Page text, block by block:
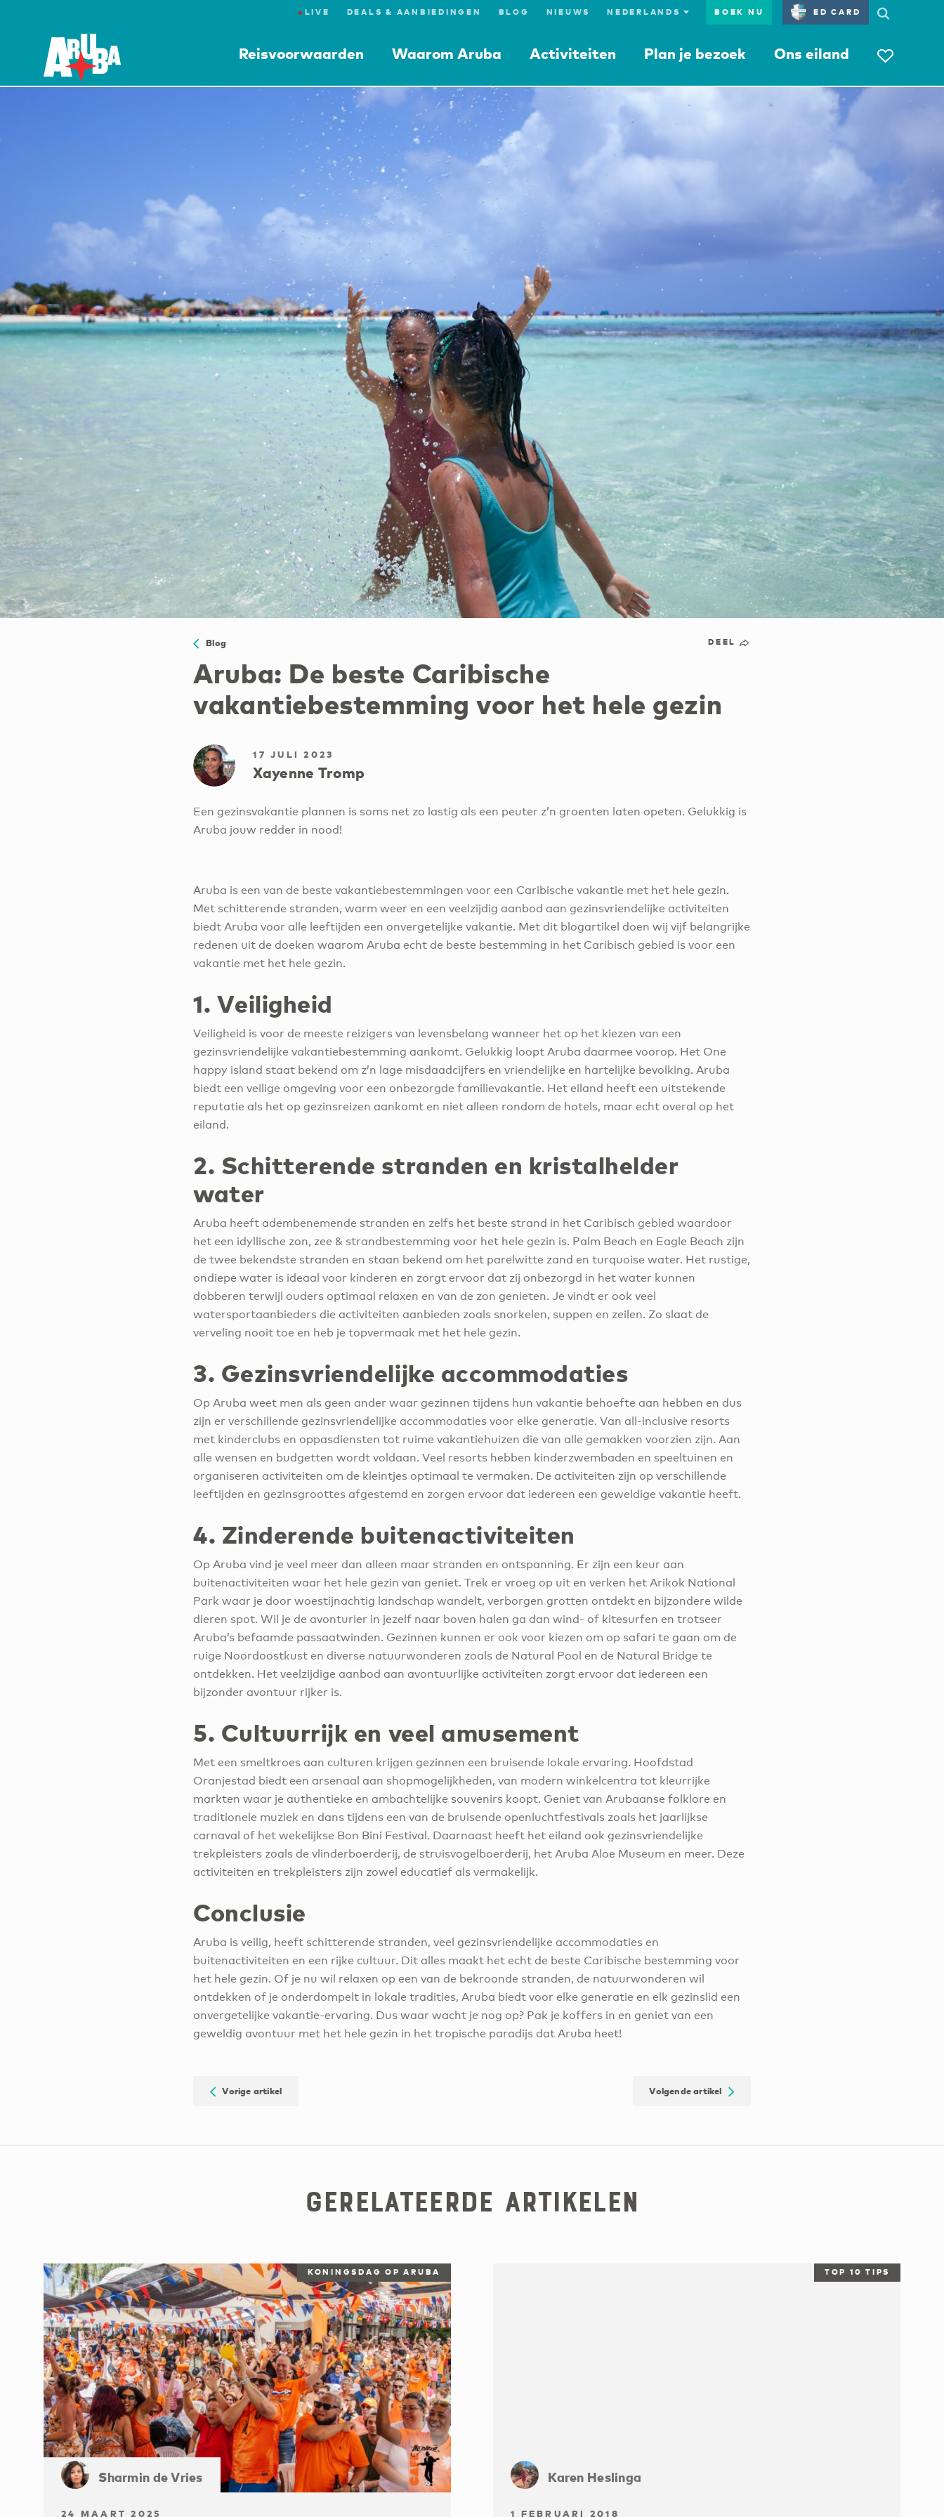
● LIVE DEALS & AANBIEDINGEN BLOG NIEUWS BOEK NU ED CARD
Reisvoorwaarden Waarom Aruba Activiteiten Plan je bezoek Ons eiland
Blog DEEL
Aruba: De beste Caribische
vakantiebestemming voor het hele gezin
17 JULI 2023
Xayenne Tromp
Een gezinsvakantie plannen is soms net zo lastig als een peuter z’n groenten laten opeten. Gelukkig is
Aruba jouw redder in nood!
Aruba is een van de beste vakantiebestemmingen voor een Caribische vakantie met het hele gezin.
Met schitterende stranden, warm weer en een veelzijdig aanbod aan gezinsvriendelijke activiteiten
biedt Aruba voor alle leeftijden een onvergetelijke vakantie. Met dit blogartikel doen wij vijf belangrijke
redenen uit de doeken waarom Aruba echt de beste bestemming in het Caribisch gebied is voor een
vakantie met het hele gezin.
1. Veiligheid
Veiligheid is voor de meeste reizigers van levensbelang wanneer het op het kiezen van een
gezinsvriendelijke vakantiebestemming aankomt. Gelukkig loopt Aruba daarmee voorop. Het One
happy island staat bekend om z’n lage misdaadcijfers en vriendelijke en hartelijke bevolking. Aruba
biedt een veilige omgeving voor een onbezorgde familievakantie. Het eiland heeft een uitstekende
reputatie als het op gezinsreizen aankomt en niet alleen rondom de hotels, maar echt overal op het
eiland.
2. Schitterende stranden en kristalhelder
water
Aruba heeft adembenemende stranden en zelfs het beste strand in het Caribisch gebied waardoor
het een idyllische zon, zee & strandbestemming voor het hele gezin is. Palm Beach en Eagle Beach zijn
de twee bekendste stranden en staan bekend om het parelwitte zand en turquoise water. Het rustige,
ondiepe water is ideaal voor kinderen en zorgt ervoor dat zij onbezorgd in het water kunnen
dobberen terwijl ouders optimaal relaxen en van de zon genieten. Je vindt er ook veel
watersportaanbieders die activiteiten aanbieden zoals snorkelen, suppen en zeilen. Zo slaat de
verveling nooit toe en heb je topvermaak met het hele gezin.
3. Gezinsvriendelijke accommodaties
Op Aruba weet men als geen ander waar gezinnen tijdens hun vakantie behoefte aan hebben en dus
zijn er verschillende gezinsvriendelijke accommodaties voor elke generatie. Van all-inclusive resorts
met kinderclubs en oppasdiensten tot ruime vakantiehuizen die van alle gemakken voorzien zijn. Aan
alle wensen en budgetten wordt voldaan. Veel resorts hebben kinderzwembaden en speeltuinen en
organiseren activiteiten om de kleintjes optimaal te vermaken. De activiteiten zijn op verschillende
leeftijden en gezinsgroottes afgestemd en zorgen ervoor dat iedereen een geweldige vakantie heeft.
4. Zinderende buitenactiviteiten
Op Aruba vind je veel meer dan alleen maar stranden en ontspanning. Er zijn een keur aan
buitenactiviteiten waar het hele gezin van geniet. Trek er vroeg op uit en verken het Arikok National
Park waar je door woestijnachtig landschap wandelt, verborgen grotten ontdekt en bijzondere wilde
dieren spot. Wil je de avonturier in jezelf naar boven halen ga dan wind- of kitesurfen en trotseer
Aruba’s befaamde passaatwinden. Gezinnen kunnen er ook voor kiezen om op safari te gaan om de
ruige Noordoostkust en diverse natuurwonderen zoals de Natural Pool en de Natural Bridge te
ontdekken. Het veelzijdige aanbod aan avontuurlijke activiteiten zorgt ervoor dat iedereen een
bijzonder avontuur rijker is.
5. Cultuurrijk en veel amusement
Met een smeltkroes aan culturen krijgen gezinnen een bruisende lokale ervaring. Hoofdstad
Oranjestad biedt een arsenaal aan shopmogelijkheden, van modern winkelcentra tot kleurrijke
markten waar je authentieke en ambachtelijke souvenirs koopt. Geniet van Arubaanse folklore en
traditionele muziek en dans tijdens een van de bruisende openluchtfestivals zoals het jaarlijkse
carnaval of het wekelijkse Bon Bini Festival. Daarnaast heeft het eiland ook gezinsvriendelijke
trekpleisters zoals de vlinderboerderij, de struisvogelboerderij, het Aruba Aloe Museum en meer. Deze
activiteiten en trekpleisters zijn zowel educatief als vermakelijk.
Conclusie
Aruba is veilig, heeft schitterende stranden, veel gezinsvriendelijke accommodaties en
buitenactiviteiten en een rijke cultuur. Dit alles maakt het echt de beste Caribische bestemming voor
het hele gezin. Of je nu wil relaxen op een van de bekroonde stranden, de natuurwonderen wil
ontdekken of je onderdompelt in lokale tradities, Aruba biedt voor elke generatie en elk gezinslid een
onvergetelijke vakantie-ervaring. Dus waar wacht je nog op? Pak je koffers in en geniet van een
geweldig avontuur met het hele gezin in het tropische paradijs dat Aruba heet!
Vorige artikel Volgende artikel
Gerelateerde artikelen
KONINGSDAG OP ARUBA
Sharmin de Vries
24 MAART 2025
TOP 10 TIPS
Karen Heslinga
1 FEBRUARI 2018